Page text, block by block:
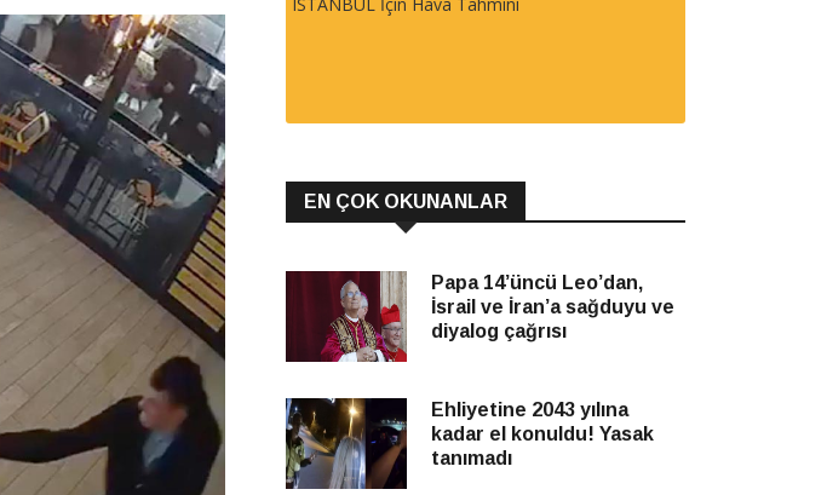
EN ÇOK OKUNANLAR
Papa 14’üncü Leo’dan,
İsrail ve İran’a sağduyu ve
diyalog çağrısı
Ehliyetine 2043 yılına
kadar el konuldu! Yasak
tanımadı